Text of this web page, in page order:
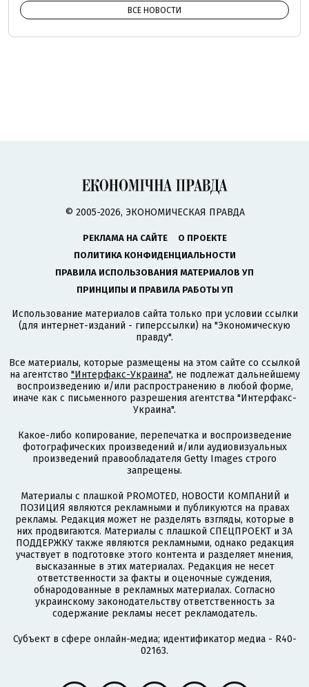
ВСЕ НОВОСТИ
© 2005-2026, ЭКОНОМИЧЕСКАЯ ПРАВДА
РЕКЛАМА НА САЙТЕ
О ПРОЕКТЕ
ПОЛИТИКА КОНФИДЕНЦИАЛЬНОСТИ
ПРАВИЛА ИСПОЛЬЗОВАНИЯ МАТЕРИАЛОВ УП
ПРИНЦИПЫ И ПРАВИЛА РАБОТЫ УП
Использование материалов сайта только при условии ссылки
(для интернет-изданий - гиперссылки) на "Экономическую
правду".
Все материалы, которые размещены на этом сайте со ссылкой
на агентство "Интерфакс-Украина", не подлежат дальнейшему
воспроизведению и/или распространению в любой форме,
иначе как с письменного разрешения агентства "Интерфакс-
Украина".
Какое-либо копирование, перепечатка и воспроизведение
фотографических произведений и/или аудиовизуальных
произведений правообладателя Getty Images строго
запрещены.
Материалы с плашкой PROMOTED, НОВОСТИ КОМПАНИЙ и
ПОЗИЦИЯ являются рекламными и публикуются на правах
рекламы. Редакция может не разделять взгляды, которые в
них продвигаются. Материалы с плашкой СПЕЦПРОЕКТ и ЗА
ПОДДЕРЖКУ также являются рекламными, однако редакция
участвует в подготовке этого контента и разделяет мнения,
высказанные в этих материалах. Редакция не несет
ответственности за факты и оценочные суждения,
обнародованные в рекламных материалах. Согласно
украинскому законодательству ответственность за
содержание рекламы несет рекламодатель.
Субъект в сфере онлайн-медиа; идентификатор медиа - R40-
02163.